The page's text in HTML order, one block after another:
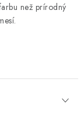
než prírodný